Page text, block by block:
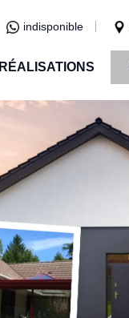
indisponible
RÉALISATIONS